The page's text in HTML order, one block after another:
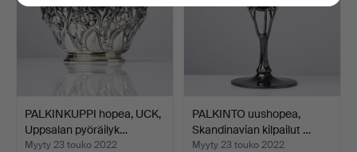
PALKINKUPPI hopea, UCK,
Uppsalan pyöräilyk…
Myyty 23 touko 2022
PALKINTO uushopea,
Skandinavian kilpailut …
Myyty 23 touko 2022